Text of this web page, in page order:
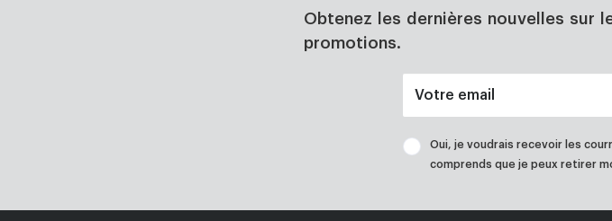
Obtenez les dernières nouvelles sur
promotions.
Votre email
Oui, je voudrais recevoir les
comprends que je peux retirer